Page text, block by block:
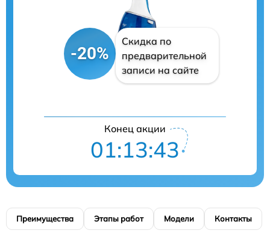
-20%
Скидка по
предварительной
записи на сайте
Конец акции
01:13:43
Преимущества Этапы работ Модели Контакты